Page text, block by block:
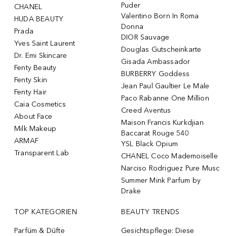
CHANEL
HUDA BEAUTY
Prada
Yves Saint Laurent
Dr. Emi Skincare
Fenty Beauty
Fenty Skin
Fenty Hair
Caia Cosmetics
About Face
Milk Makeup
ARMAF
Transparent Lab
Puder
Valentino Born In Roma
Donna
DIOR Sauvage
Douglas Gutscheinkarte
Gisada Ambassador
BURBERRY Goddess
Jean Paul Gaultier Le Male
Paco Rabanne One Million
Creed Aventus
Maison Francis Kurkdjian
Baccarat Rouge 540
YSL Black Opium
CHANEL Coco Mademoiselle
Narciso Rodriguez Pure Musc
Summer Mink Parfum by
Drake
TOP KATEGORIEN
Parfüm & Düfte
BEAUTY TRENDS
Gesichtspflege: Diese